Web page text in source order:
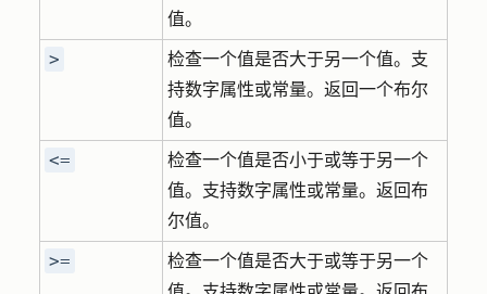
值。
>
检查一个值是否大于另一个值。支
持数字属性或常量。返回一个布尔
值。
<=
检查一个值是否小于或等于另一个
值。支持数字属性或常量。返回布
尔值。
>=
检查一个值是否大于或等于另一个